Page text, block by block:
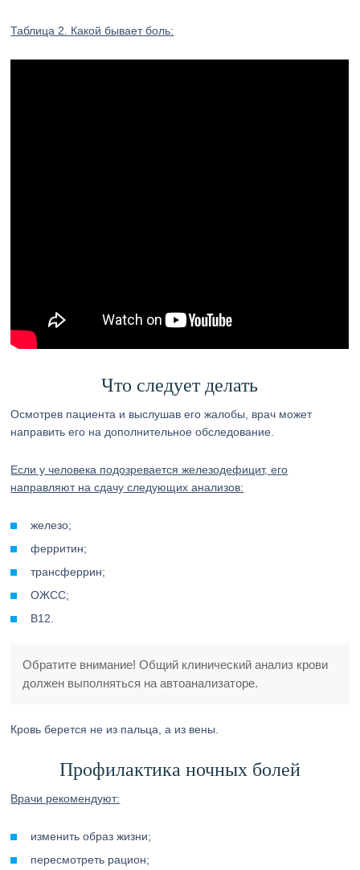
Таблица 2. Какой бывает боль:
Что следует делать
Осмотрев пациента и выслушав его жалобы, врач может
направить его на дополнительное обследование.
Если у человека подозревается железодефицит, его
направляют на сдачу следующих анализов:
железо;
ферритин;
трансферрин;
ОЖСС;
B12.
Обратите внимание! Общий клинический анализ крови
должен выполняться на автоанализаторе.
Кровь берется не из пальца, а из вены.
Профилактика ночных болей
Врачи рекомендуют:
изменить образ жизни;
пересмотреть рацион;